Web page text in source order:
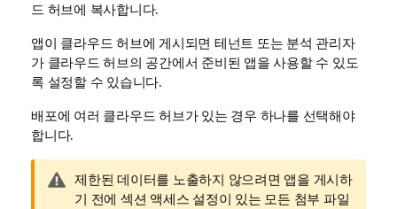
드 허브에 복사합니다.
앱이 클라우드 허브에 게시되면 테넌트 또는 분석 관리자
가 클라우드 허브의 공간에서 준비된 앱을 사용할 수 있도
록 설정할 수 있습니다.
배포에 여러 클라우드 허브가 있는 경우 하나를 선택해야
합니다.
경
고
제한된 데이터를 노출하지 않으려면 앱을 게시하
기 전에 섹션 액세스 설정이 있는 모든 첨부 파일